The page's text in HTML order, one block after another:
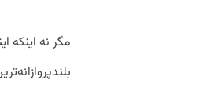
مگر نه